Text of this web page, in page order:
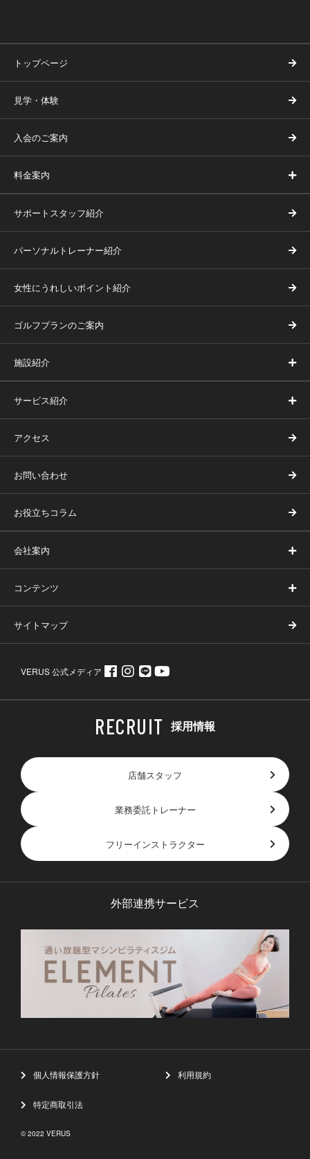
トップページ
見学・体験
入会のご案内
料金案内
サポートスタッフ紹介
パーソナルトレーナー紹介
女性にうれしいポイント紹介
ゴルフプランのご案内
施設紹介
サービス紹介
アクセス
お問い合わせ
お役立ちコラム
会社案内
コンテンツ
サイトマップ
VERUS 公式メディア
採用情報
店舗スタッフ
業務委託トレーナー
フリーインストラクター
外部連携サービス
個人情報保護方針 利用規約
特定商取引法
© 2022 VERUS